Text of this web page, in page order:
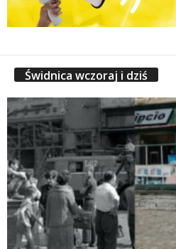
Świdnica wczoraj i dziś